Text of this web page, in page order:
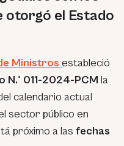
otorgó el Estado
Ministros estableció
N.° 011-2024-PCM la
calendario actual
sector público en
próximo a las fechas